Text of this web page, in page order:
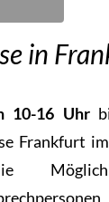
in
10-16 Uhr
Frankfurt